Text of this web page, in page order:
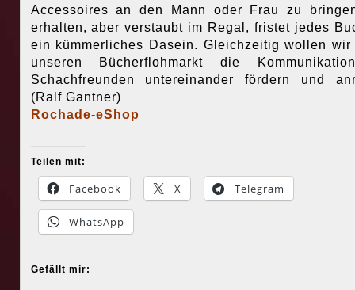
Accessoires an den Mann oder Frau zu
erhalten, aber verstaubt im Regal, fristet jedes
ein kümmerliches Dasein. Gleichzeitig wollen wir
unseren Bücherflohmarkt die
Schachfreunden untereinander fördern und
(Ralf Gantner)
Rochade-eShop
Teilen mit:
Facebook X Telegram
WhatsApp
Gefällt mir: